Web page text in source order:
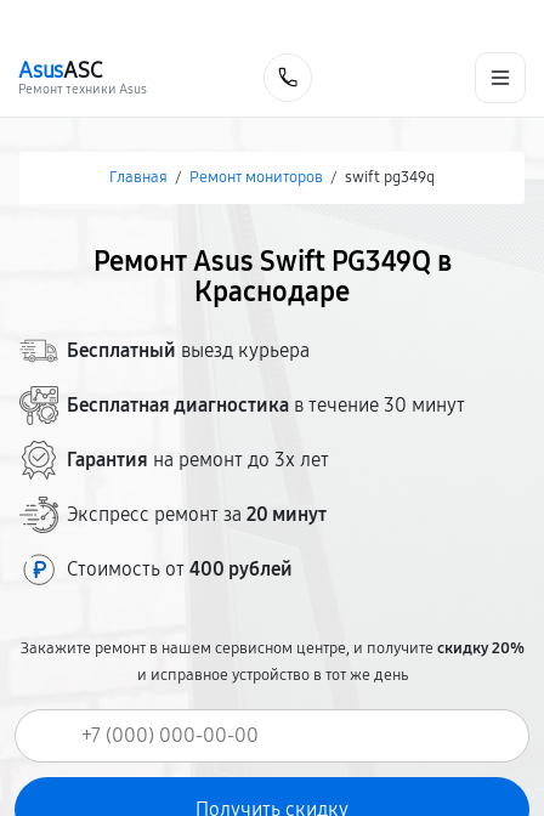
AsusASC
Ремонт техники Asus
Главная / Ремонт мониторов / swift pg349q
Ремонт Asus Swift PG349Q в
Краснодаре
Бесплатный выезд курьера
Бесплатная диагностика в течение 30 минут
Гарантия на ремонт до 3х лет
Экспресс ремонт за 20 минут
Стоимость от 400 рублей
Закажите ремонт в нашем сервисном центре, и получитескидку 20%
и исправное устройство в тот же день